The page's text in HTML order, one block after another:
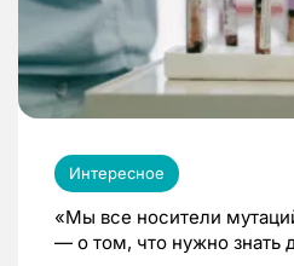
Интересное
«Мы все носители
— о том, что нужно знать